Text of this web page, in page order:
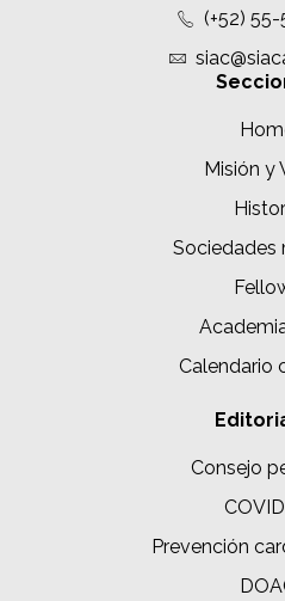
(+52) 55-
Misión y
Sociedades
Calendario
Consejo
Prevención